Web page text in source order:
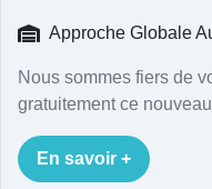
Approche Globale
Nous sommes fiers de
gratuitement ce
En savoir +